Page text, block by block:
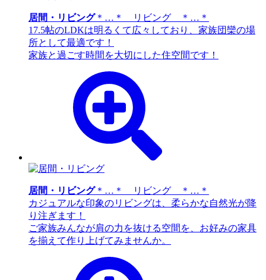
居間・リビング＊…＊ リビング ＊…＊
17.5帖のLDKは明るくて広々しており、家族団欒の場
所として最適です！
家族と過ごす時間を大切にした住空間です！
居間・リビング＊…＊ リビング ＊…＊
カジュアルな印象のリビングは、柔らかな自然光が降
り注ぎます！
ご家族みんなが肩の力を抜ける空間を、お好みの家具
を揃えて作り上げてみませんか。